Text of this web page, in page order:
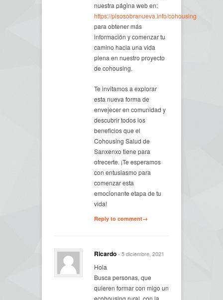
nuestra página web en:
https://pisosobranueva.info/cohousing
para obtener más
información y comenzar tu
camino hacia una vida
plena en nuestro proyecto
de cohousing.
Te invitamos a explorar
esta nueva forma de
envejecer en comunidad y
descubrir todos los
beneficios que el
Cohousing Salud de
Sanxenxo tiene para
ofrecerte. ¡Te esperamos
con entusiasmo para
comenzar esta
emocionante etapa de tu
vida!
Reply to comment→
Ricardo- 5 diciembre, 2021
Hola
Busca personas, que
quieren formar con migo un
ecohousing rural, con la